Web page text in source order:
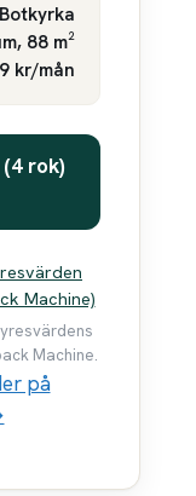
Botkyrka
88 m²
kr/mån
rok)
Machine)
Machine.
på